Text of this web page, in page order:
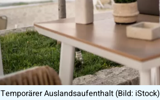
Temporärer Auslandsaufenthalt (Bild: iStock)